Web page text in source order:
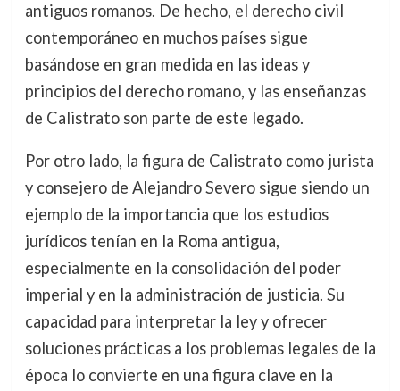
antiguos romanos. De hecho, el derecho civil
contemporáneo en muchos países sigue
basándose en gran medida en las ideas y
principios del derecho romano, y las enseñanzas
de Calistrato son parte de este legado.
Por otro lado, la figura de Calistrato como jurista
y consejero de Alejandro Severo sigue siendo un
ejemplo de la importancia que los estudios
jurídicos tenían en la Roma antigua,
especialmente en la consolidación del poder
imperial y en la administración de justicia. Su
capacidad para interpretar la ley y ofrecer
soluciones prácticas a los problemas legales de la
época lo convierte en una figura clave en la